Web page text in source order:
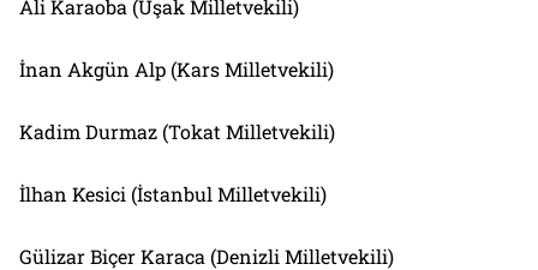
Ali Karaoba (Uşak Milletvekili)
İnan Akgün Alp (Kars Milletvekili)
Kadim Durmaz (Tokat Milletvekili)
İlhan Kesici (İstanbul Milletvekili)
Gülizar Biçer Karaca (Denizli Milletvekili)